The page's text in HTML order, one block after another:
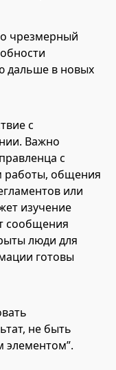
чрезмерный
дальше в новых
с
Важно
с
работы, общения
или
изучение
сообщения
люди для
готовы
не быть
элементом”.